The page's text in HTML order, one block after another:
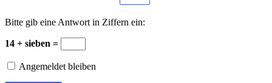
Bitte gib eine Antwort in Ziffern ein:
14 + sieben =
Angemeldet bleiben